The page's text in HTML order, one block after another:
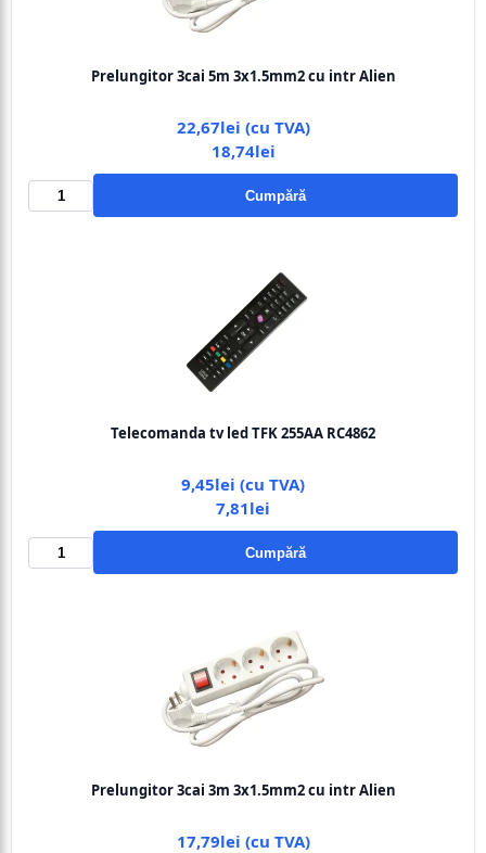
Prelungitor 3cai 5m 3x1.5mm2 cu intr Alien
22,67lei (cu TVA)
18,74lei
Cumpără
Telecomanda tv led TFK 255AA RC4862
9,45lei (cu TVA)
7,81lei
Cumpără
Prelungitor 3cai 3m 3x1.5mm2 cu intr Alien
17,79lei (cu TVA)